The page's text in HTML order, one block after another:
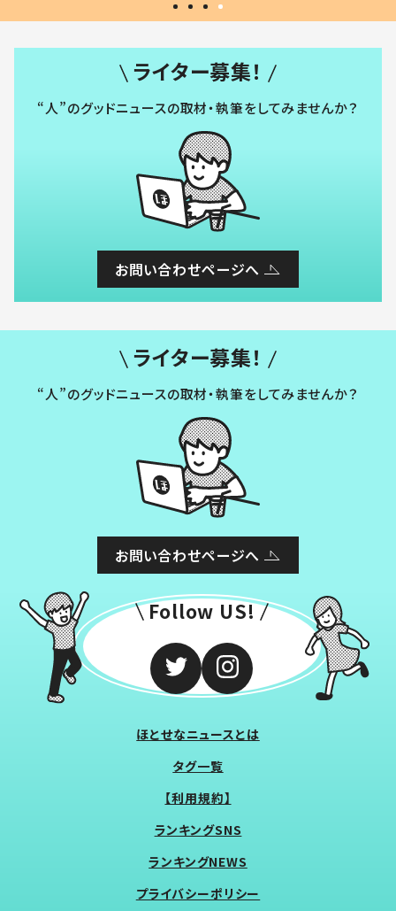
ライター募集！
“人”のグッドニュースの取材・執筆をしてみませんか？
お問い合わせページへ
ライター募集！
“人”のグッドニュースの取材・執筆をしてみませんか？
お問い合わせページへ
Follow US!
ほとせなニュースとは
タグ一覧
【利用規約】
ランキングSNS
ランキングNEWS
プライバシーポリシー